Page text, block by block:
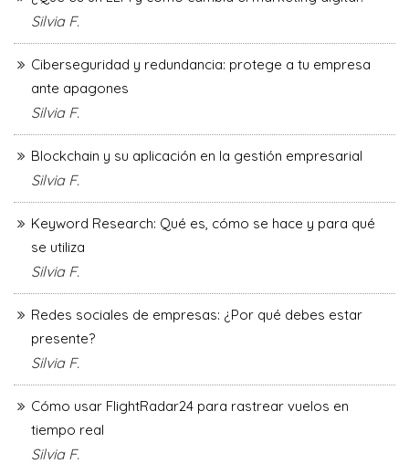
Silvia F.
Ciberseguridad y redundancia: protege a tu empresa
ante apagones
Silvia F.
Blockchain y su aplicación en la gestión empresarial
Silvia F.
Keyword Research: Qué es, cómo se hace y para qué
se utiliza
Silvia F.
Redes sociales de empresas: ¿Por qué debes estar
presente?
Silvia F.
Cómo usar FlightRadar24 para rastrear vuelos en
tiempo real
Silvia F.